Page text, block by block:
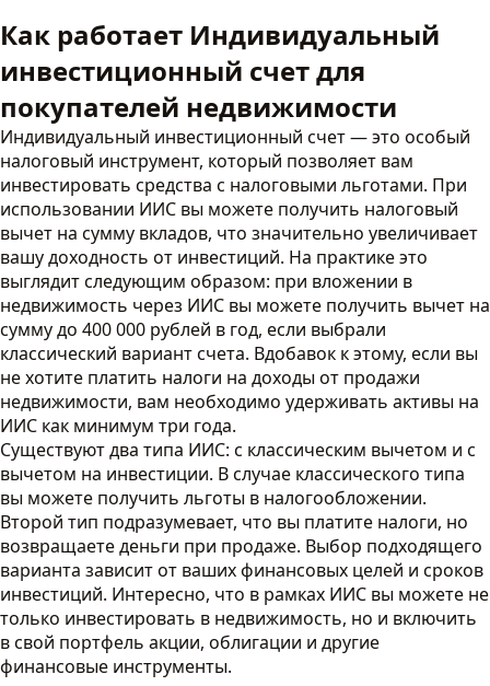
Как работает Индивидуальный
инвестиционный счет для
покупателей недвижимости
Индивидуальный инвестиционный счет — это особый
налоговый инструмент, который позволяет вам
инвестировать средства с налоговыми льготами. При
использовании ИИС вы можете получить налоговый
вычет на сумму вкладов, что значительно увеличивает
вашу доходность от инвестиций. На практике это
выглядит следующим образом: при вложении в
недвижимость через ИИС вы можете получить вычет на
сумму до 400 000 рублей в год, если выбрали
классический вариант счета. Вдобавок к этому, если вы
не хотите платить налоги на доходы от продажи
недвижимости, вам необходимо удерживать активы на
ИИС как минимум три года.
Существуют два типа ИИС: с классическим вычетом и с
вычетом на инвестиции. В случае классического типа
вы можете получить льготы в налогообложении.
Второй тип подразумевает, что вы платите налоги, но
возвращаете деньги при продаже. Выбор подходящего
варианта зависит от ваших финансовых целей и сроков
инвестиций. Интересно, что в рамках ИИС вы можете не
только инвестировать в недвижимость, но и включить
в свой портфель акции, облигации и другие
финансовые инструменты.